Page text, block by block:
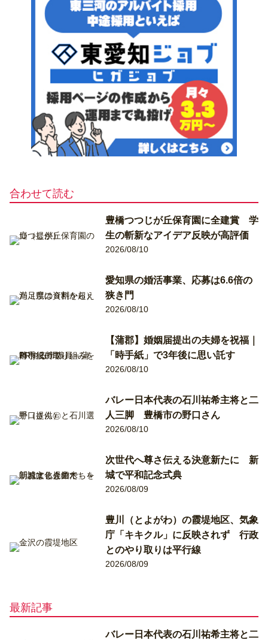
合わせて読む
豊橋つつじが丘保育園に全建賞 学
生の斬新なアイデア反映が高評価
2026/08/10
愛知県の婚活事業、応募は6.6倍の
狭き門
2026/08/10
【蒲郡】婚姻届提出の夫婦を祝福｜
「時手紙」で3年後に思い託す
2026/08/10
バレー日本代表の石川祐希主将と二
人三脚 豊橋市の野口さん
2026/08/10
次世代へ尊さ伝える決意新たに 新
城で平和記念式典
2026/08/09
豊川（とよがわ）の霞堤地区、気象
庁「キキクル」に反映されず 行政
とのやり取りは平行線
2026/08/09
最新記事
バレー日本代表の石川祐希主将と二